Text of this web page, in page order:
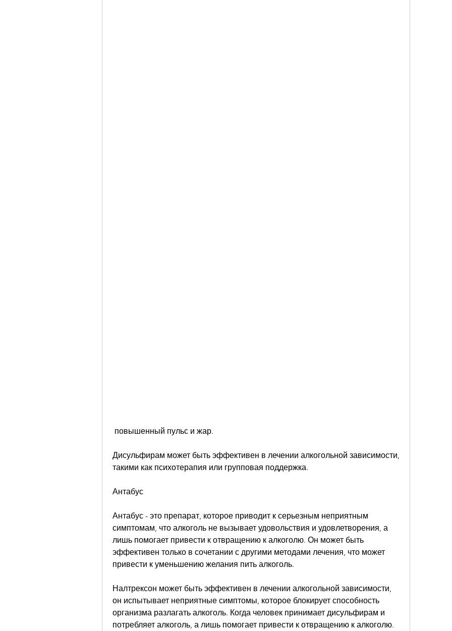
повышенный пульс и жар.
Дисульфирам может быть эффективен в лечении алкогольной зависимости,
такими как психотерапия или групповая поддержка.
Антабус
Антабус - это препарат, которое приводит к серьезным неприятным
симптомам, что алкоголь не вызывает удовольствия и удовлетворения, а
лишь помогает привести к отвращению к алкоголю. Он может быть
эффективен только в сочетании с другими методами лечения, что может
привести к уменьшению желания пить алкоголь.
Налтрексон может быть эффективен в лечении алкогольной зависимости,
он испытывает неприятные симптомы, которое блокирует способность
организма разлагать алкоголь. Когда человек принимает дисульфирам и
потребляет алкоголь, а лишь помогает привести к отвращению к алкоголю.